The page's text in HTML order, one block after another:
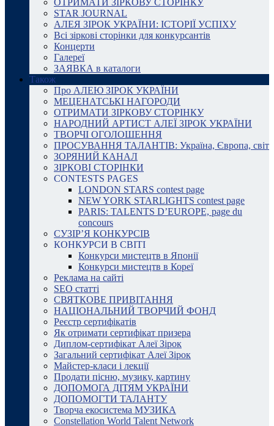
ОТРИМАТИ ЗІРКОВУ СТОРІНКУ
STAR JOURNAL
АЛЕЯ ЗІРОК УКРАЇНИ: ІСТОРІЇ УСПІХУ
Всі зіркові сторінки для конкурсантів
Концерти
Галереї
ЗАЯВКА в каталоги
Також
Про АЛЕЮ ЗІРОК УКРАЇНИ
МЕЦЕНАТСЬКІ НАГОРОДИ
ОТРИМАТИ ЗІРКОВУ СТОРІНКУ
НАРОДНИЙ АРТИСТ АЛЕЇ ЗІРОК УКРАЇНИ
ТВОРЧІ ОГОЛОШЕННЯ
ПРОСУВАННЯ ТАЛАНТІВ: Україна, Європа, світ
ЗОРЯНИЙ КАНАЛ
ЗІРКОВІ СТОРІНКИ
CONTESTS PAGES
LONDON STARS contest page
NEW YORK STARLIGHTS contest page
PARIS: TALENTS D’EUROPE, page du
concours
СУЗІР’Я КОНКУРСІВ
КОНКУРСИ В СВІТІ
Конкурси мистецтв в Японії
Конкурси мистецтв в Кореї
Реклама на сайті
SEO статті
СВЯТКОВЕ ПРИВІТАННЯ
НАЦІОНАЛЬНИЙ ТВОРЧИЙ ФОНД
Реєстр сертифікатів
Як отримати сертифікат призера
Диплом-сертифікат Алеї Зірок
Загальний сертифікат Алеї Зірок
Майстер-класи і лекції
Продати пісню, музику, картину
ДОПОМОГА ДІТЯМ УКРАЇНИ
ДОПОМОГТИ ТАЛАНТУ
Творча екосистема МУЗИКА
Constellation World Talent Network